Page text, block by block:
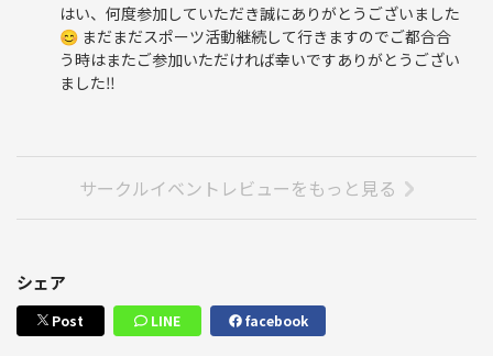
はい、何度参加していただき誠にありがとうございました
😊 まだまだスポーツ活動継続して行きますのでご都合合
う時はまたご参加いただければ幸いですありがとうござい
ました‼️
サークルイベントレビューをもっと見る
シェア
Post LINE facebook